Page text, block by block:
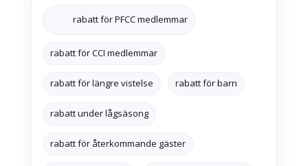
rabatt för PFCC medlemmar
rabatt för CCI medlemmar
rabatt för längre vistelse rabatt för barn
rabatt under lågsäsong
rabatt för återkommande gäster